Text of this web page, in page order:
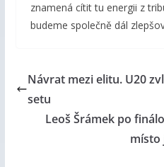
znamená cítit tu energii z
budeme společně dál
Návrat mezi elitu. U20
setu
Leoš Šrámek po
místo